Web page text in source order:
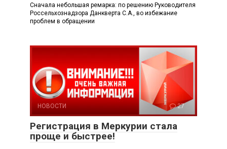
Сначала небольшая ремарка: по решению Руководителя
Россельхознадзора Данкверта С.А., во избежание
проблем в обращении
НОВОСТИ 27
Регистрация в Меркурии стала
проще и быстрее!